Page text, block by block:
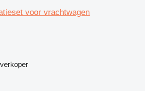
voor vrachtwagen